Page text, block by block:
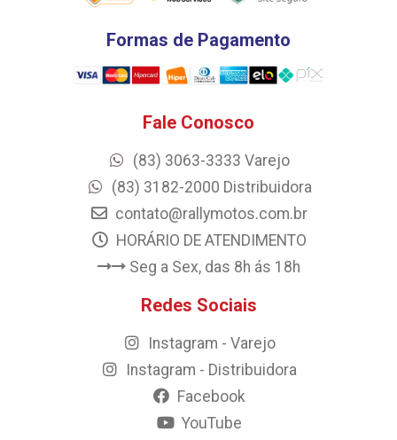
Formas de Pagamento
Fale Conosco
(83) 3063-3333 Varejo
(83) 3182-2000 Distribuidora
contato@rallymotos.com.br
HORÁRIO DE ATENDIMENTO
Seg a Sex, das 8h ás 18h
Redes Sociais
Instagram - Varejo
Instagram - Distribuidora
Facebook
YouTube